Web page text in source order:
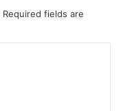
Required fields are